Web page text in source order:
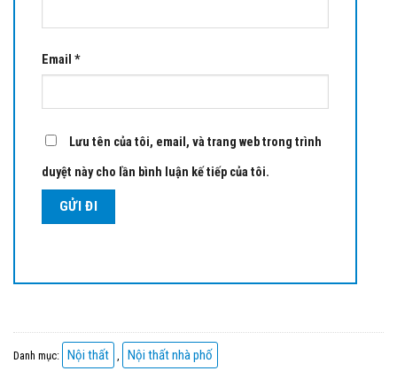
Email *
Lưu tên của tôi, email, và trang web trong trình
duyệt này cho lần bình luận kế tiếp của tôi.
Danh mục: Nội thất , Nội thất nhà phố